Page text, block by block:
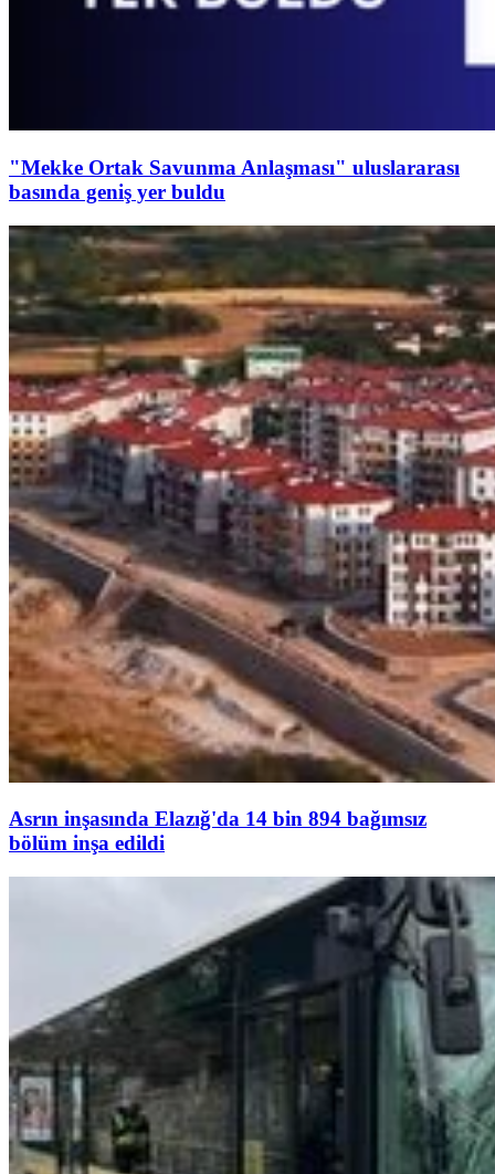
"Mekke Ortak Savunma Anlaşması" uluslararası
basında geniş yer buldu
Asrın inşasında Elazığ'da 14 bin 894 bağımsız
bölüm inşa edildi